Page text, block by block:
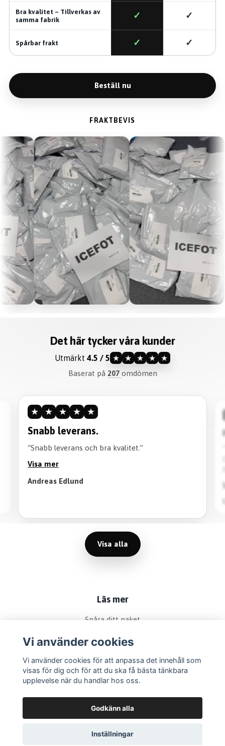
Bra kvalitet – Tillverkas av
samma fabrik
✓ ✓
Spårbar frakt ✓ ✓
Beställ nu
FRAKTBEVIS
Det här tycker våra kunder
Utmärkt 4.5 / 5 ★ ★ ★ ★ ★
Baserat på 207 omdömen
★ ★ ★ ★ ★
Rekommenderar verkligen.
“Kvaliteten är perfekt och går att tvätta perfekt!
Också en bra tid att vänta på tröjan.
Rekommenderar verkligen att köpa!”
Visa mer
Visa alla
Läs mer
Spåra ditt paket
Om köp och returer
Allmäna villkor
Kontakt
Vi använder cookies
Vi använder cookies för att anpassa det innehåll som
visas för dig och för att du ska få bästa tänkbara
upplevelse när du handlar hos oss.
Godkänn alla
Inställningar